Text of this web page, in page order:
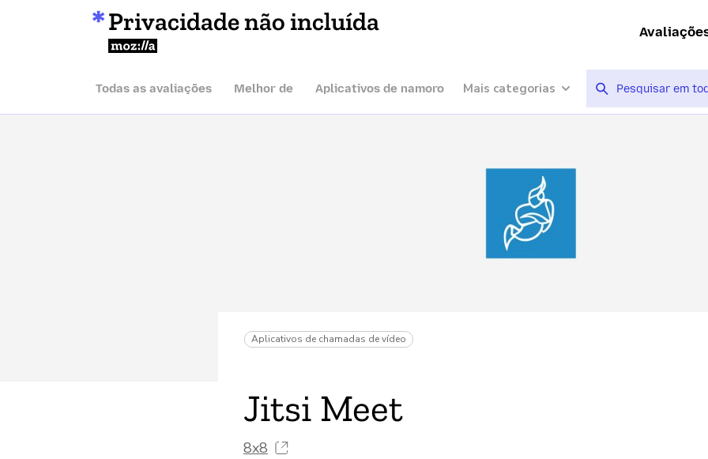
Privacidade não incluída
Mozilla
Todas as avaliações Melhor de Aplicativos de namoro Mais categorias
Aplicativos de chamadas de vídeo
Jitsi Meet
8x8